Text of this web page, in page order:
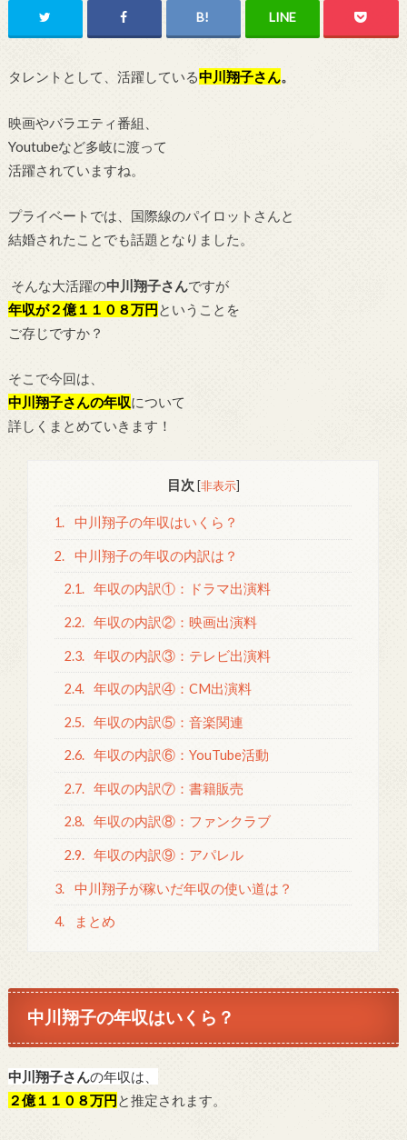
タレントとして、活躍している中川翔子さん。
映画やバラエティ番組、
Youtubeなど多岐に渡って
活躍されていますね。
プライベートでは、国際線のパイロットさんと
結婚されたことでも話題となりました。
そんな大活躍の中川翔子さんですが
年収が２億１１０８万円ということを
ご存じですか？
そこで今回は、
中川翔子さんの年収について
詳しくまとめていきます！
目次 [非表示]
1. 中川翔子の年収はいくら？
2. 中川翔子の年収の内訳は？
2.1. 年収の内訳①：ドラマ出演料
2.2. 年収の内訳②：映画出演料
2.3. 年収の内訳③：テレビ出演料
2.4. 年収の内訳④：CM出演料
2.5. 年収の内訳⑤：音楽関連
2.6. 年収の内訳⑥：YouTube活動
2.7. 年収の内訳⑦：書籍販売
2.8. 年収の内訳⑧：ファンクラブ
2.9. 年収の内訳⑨：アパレル
3. 中川翔子が稼いだ年収の使い道は？
4. まとめ
中川翔子の年収はいくら？
中川翔子さんの年収は、
２億１１０８万円と推定されます。